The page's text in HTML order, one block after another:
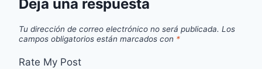
Deja una respuesta
Tu dirección de correo electrónico no será publicada. Los
campos obligatorios están marcados con *
Rate My Post